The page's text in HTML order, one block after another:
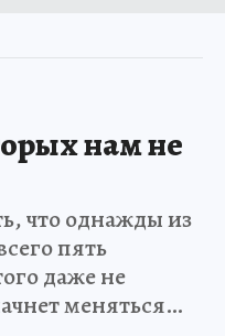
нам не
что однажды из
пять
даже не
меняться…